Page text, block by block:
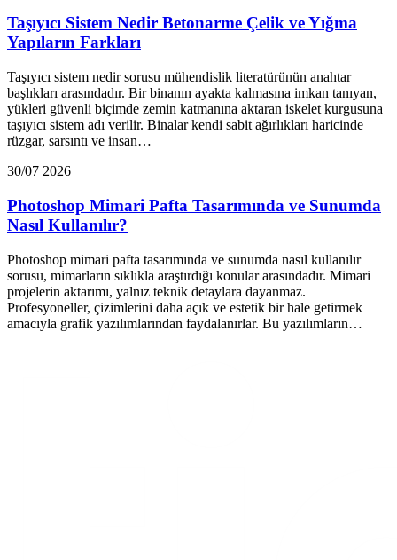
Taşıyıcı Sistem Nedir Betonarme Çelik ve Yığma
Yapıların Farkları
Taşıyıcı sistem nedir sorusu mühendislik literatürünün anahtar
başlıkları arasındadır. Bir binanın ayakta kalmasına imkan tanıyan,
yükleri güvenli biçimde zemin katmanına aktaran iskelet kurgusuna
taşıyıcı sistem adı verilir. Binalar kendi sabit ağırlıkları haricinde
rüzgar, sarsıntı ve insan…
30/07 2026
Photoshop Mimari Pafta Tasarımında ve Sunumda
Nasıl Kullanılır?
Photoshop mimari pafta tasarımında ve sunumda nasıl kullanılır
sorusu, mimarların sıklıkla araştırdığı konular arasındadır. Mimari
projelerin aktarımı, yalnız teknik detaylara dayanmaz.
Profesyoneller, çizimlerini daha açık ve estetik bir hale getirmek
amacıyla grafik yazılımlarından faydalanırlar. Bu yazılımların…